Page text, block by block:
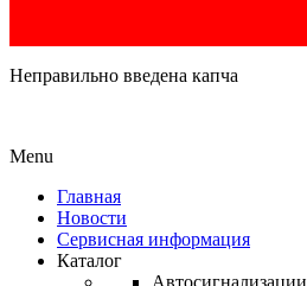
Неправильно введена капча
Menu
Главная
Новости
Сервисная информация
Каталог
Автосигнализации